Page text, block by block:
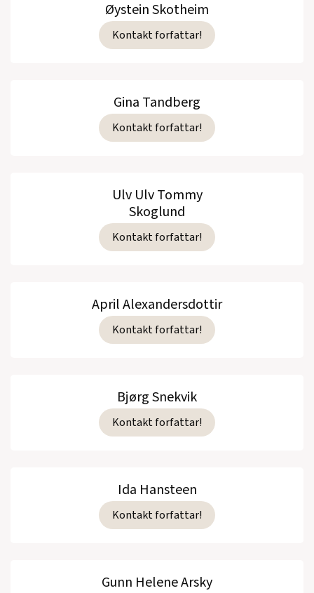
Øystein Skotheim
Kontakt forfattar!
Gina Tandberg
Kontakt forfattar!
Ulv Ulv Tommy
Skoglund
Kontakt forfattar!
April Alexandersdottir
Kontakt forfattar!
Bjørg Snekvik
Kontakt forfattar!
Ida Hansteen
Kontakt forfattar!
Gunn Helene Arsky